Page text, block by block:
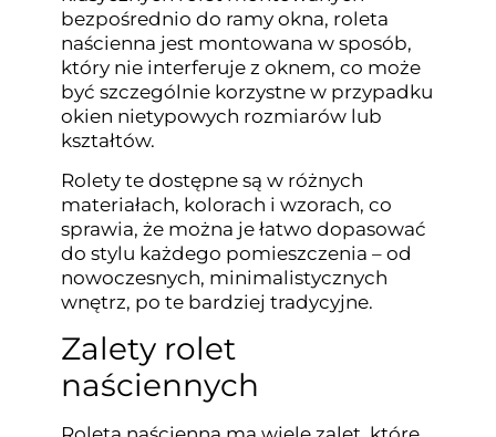
bezpośrednio do ramy okna, roleta
naścienna jest montowana w sposób,
który nie interferuje z oknem, co może
być szczególnie korzystne w przypadku
okien nietypowych rozmiarów lub
kształtów.
Rolety te dostępne są w różnych
materiałach, kolorach i wzorach, co
sprawia, że można je łatwo dopasować
do stylu każdego pomieszczenia – od
nowoczesnych, minimalistycznych
wnętrz, po te bardziej tradycyjne.
Zalety rolet
naściennych